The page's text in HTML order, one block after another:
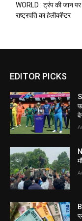
WORLD : ट्रंप की जान
राष्ट्रपति का हेलीकॉप्टर
EDITOR PICKS